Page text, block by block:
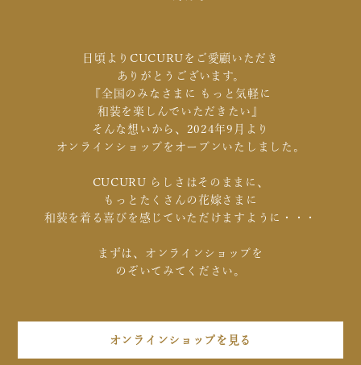
日頃よりCUCURUをご愛顧いただき
ありがとうございます。
『全国のみなさまに もっと気軽に
和装を楽しんでいただきたい』
そんな想いから、2024年9月より
オンラインショップをオープンいたしました。
CUCURU らしさはそのままに、
もっとたくさんの花嫁さまに
和装を着る喜びを感じていただけますように・・・
まずは、オンラインショップを
のぞいてみてください。
オンラインショップを見る